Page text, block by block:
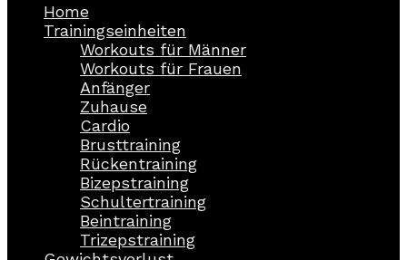
Home
Trainingseinheiten
Workouts für Männer
Workouts für Frauen
Anfänger
Zuhause
Cardio
Brusttraining
Rückentraining
Bizepstraining
Schultertraining
Beintraining
Trizepstraining